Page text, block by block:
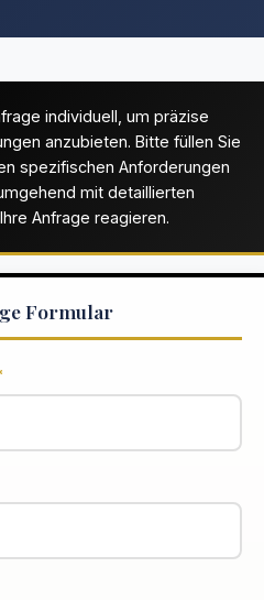
individuell, um präzise
anzubieten. Bitte füllen Sie
spezifischen Anforderungen
mit detaillierten
Anfrage reagieren.
Formular